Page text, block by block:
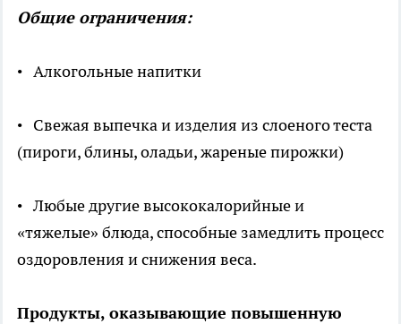
Общие ограничения:
• Алкогольные напитки
• Свежая выпечка и изделия из слоеного теста
(пироги, блины, оладьи, жареные пирожки)
• Любые другие высококалорийные и
«тяжелые» блюда, способные замедлить процесс
оздоровления и снижения веса.
Продукты, оказывающие повышенную